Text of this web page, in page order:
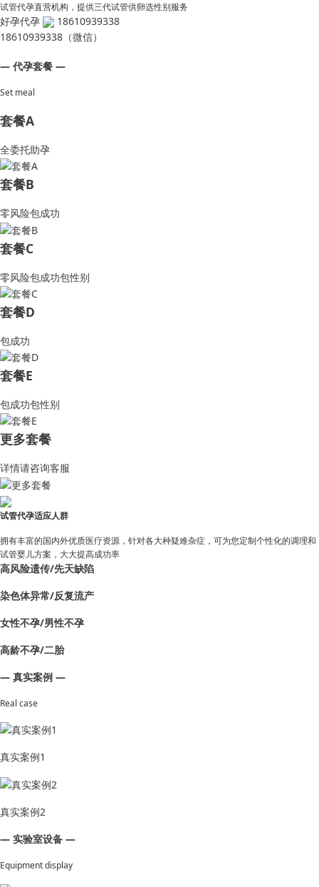
试管代孕直营机构，提供三代试管供卵选性别服务
好孕代孕
18610939338
18610939338（微信）
— 代孕套餐 —
Set meal
套餐A
全委托助孕
套餐B
零风险包成功
套餐C
零风险包成功包性别
套餐D
包成功
套餐E
包成功包性别
更多套餐
详情请咨询客服
试管代孕适应人群
拥有丰富的国内外优质医疗资源，针对各大种疑难杂症，可为您定制个性化的调理和
试管婴儿方案，大大提高成功率
高风险遗传/先天缺陷
染色体异常/反复流产
女性不孕/男性不孕
高龄不孕/二胎
— 真实案例 —
Real case
真实案例1
真实案例2
— 实验室设备 —
Equipment display